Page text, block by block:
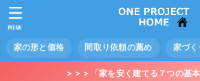
家の形と価格 間取り依頼の薦め 家づく
MENU
＞＞＞「家を安く建てる７つの基